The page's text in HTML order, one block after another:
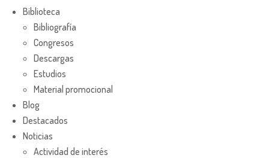
Biblioteca
Bibliografía
Congresos
Descargas
Estudios
Material promocional
Blog
Destacados
Noticias
Actividad de interés